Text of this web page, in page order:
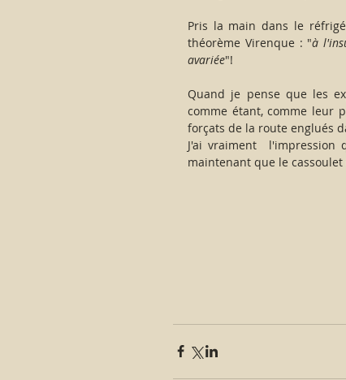
Pris la main dans le
théorème Virenque : "à
avariée"!
Quand je pense que les
comme étant, comme leur
forçats de la route englués
J'ai vraiment  l'impression
maintenant que le